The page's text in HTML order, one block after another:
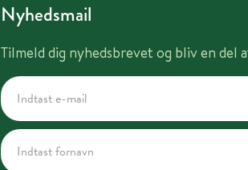
Nyhedsmail
Tilmeld dig nyhedsbrevet og bliv en del